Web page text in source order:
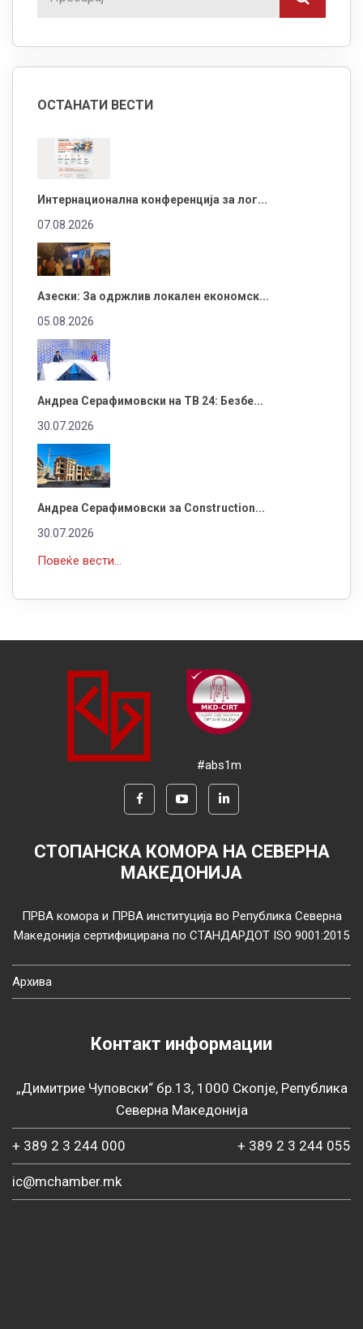
ОСТАНАТИ ВЕСТИ
Интернационална конференција за лог...
07.08.2026
Азески: За одржлив локален економск...
05.08.2026
Андреа Серафимовски на ТВ 24: Безбе...
30.07.2026
Андреа Серафимовски за Construction...
30.07.2026
Повеќе вести...
#abs1m
СТОПАНСКА КОМОРА НА СЕВЕРНА
МАКЕДОНИЈА
ПРВА комора и ПРВА институција во Република Северна
Македонија сертифицирана по СТАНДАРДОТ ISO 9001:2015
Архива
Контакт информации
„Димитрие Чуповски“ бр.13, 1000 Скопје, Република
Северна Македонија
+ 389 2 3 244 000 + 389 2 3 244 055
ic@mchamber.mk